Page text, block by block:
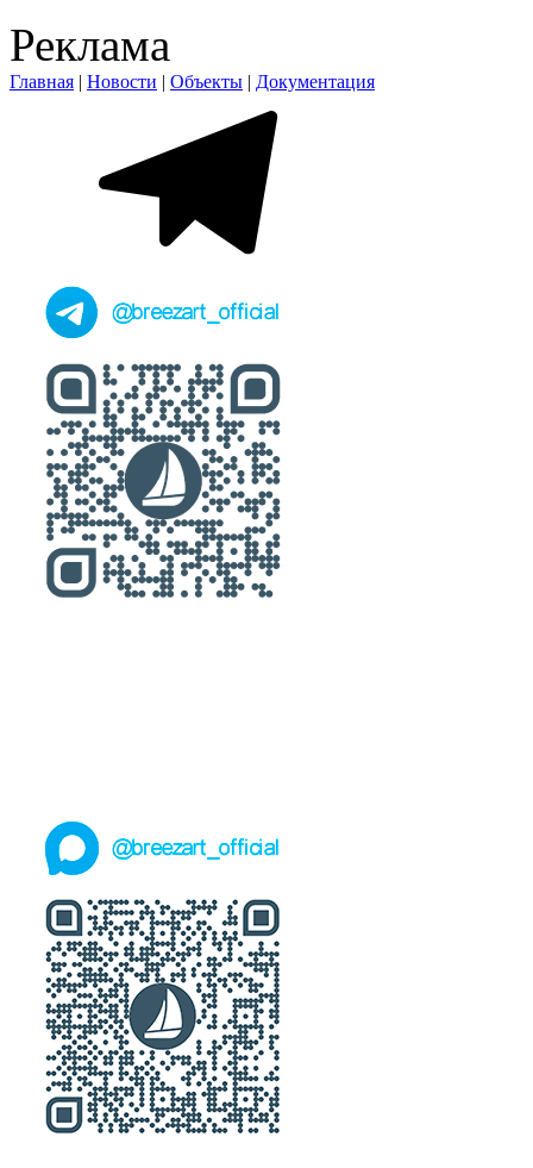
Реклама
Главная | Новости | Объекты | Документация